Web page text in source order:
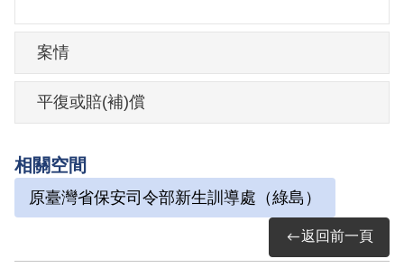
之。1951年10月27日經國防部核准交付感
化6月。
其家屬於1999年5月向補償基金會提出申
會審核通過予以補償。補償理由為原判決
認定其之子詹世平偕妻赴上海轉匪區工
作，其思想不無受其影響，應予交付感
化，屬思想層次問題，故認本案非有實
案情
平復或賠(補)償
相關空間
原臺灣省保安司令部新生訓導處（綠島）
返回前一頁